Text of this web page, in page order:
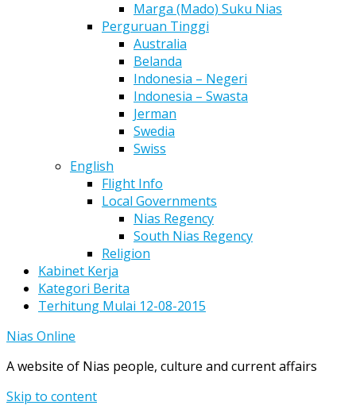
Marga (Mado) Suku Nias
Perguruan Tinggi
Australia
Belanda
Indonesia – Negeri
Indonesia – Swasta
Jerman
Swedia
Swiss
English
Flight Info
Local Governments
Nias Regency
South Nias Regency
Religion
Kabinet Kerja
Kategori Berita
Terhitung Mulai 12-08-2015
Nias Online
A website of Nias people, culture and current affairs
Skip to content